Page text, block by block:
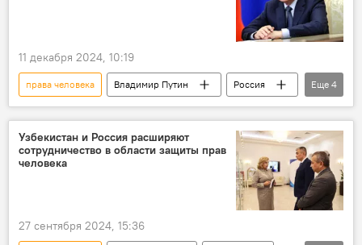
11 декабря 2024, 10:19
права человека Владимир Путин
Россия
президент РФ
БРИКС
СВО
ДНК
Еще 4
Узбекистан и Россия расширяют
сотрудничество в области защиты прав
человека
27 сентября 2024, 15:36